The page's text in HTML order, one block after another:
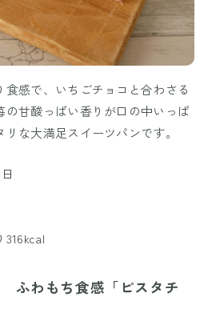
感で、いちごチョコと合わさる
の甘酸っぱい香りが口の中いっぱ
な大満足スイーツパンです。
ふわもち食感「ピスタチ